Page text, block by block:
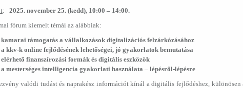
:
2025. november 25. (kedd), 10:00 – 14:00.
fórum kiemelt témái az alábbiak:
kamarai támogatás a vállalkozások digitalizációs felzárkózásához
a kkv-k online fejlődésének lehetőségei, jó gyakorlatok bemutatása
elérhető finanszírozási formák és digitális eszközök
a mesterséges intelligencia gyakorlati használata ‒ lépésről-lépésre
valódi tudást és naprakész információt kínál a digitális fejlődéshez,